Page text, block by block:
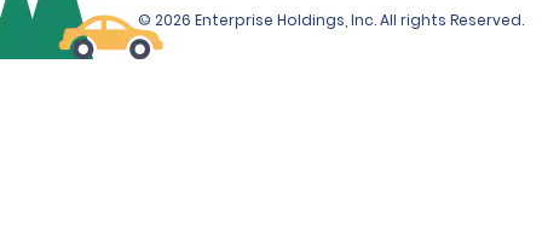
© 2026 Enterprise Holdings, Inc. All rights Reserved.